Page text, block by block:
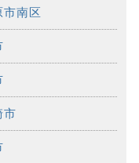
市南区
市